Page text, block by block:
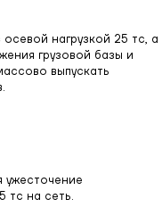
нагрузкой 25 тс, а
грузовой базы и
выпускать
ужесточение
тс на сеть.